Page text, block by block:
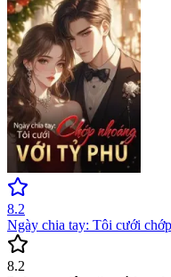
8.2
Ngày chia tay: Tôi cưới
8.2